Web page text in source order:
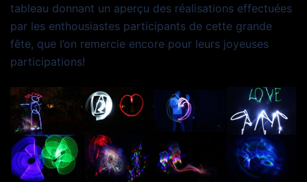
tableau donnant un aperçu des réalisations effectuées
par les enthousiastes participants de cette grande
fête, que l’on remercie encore pour leurs joyeuses
participations!